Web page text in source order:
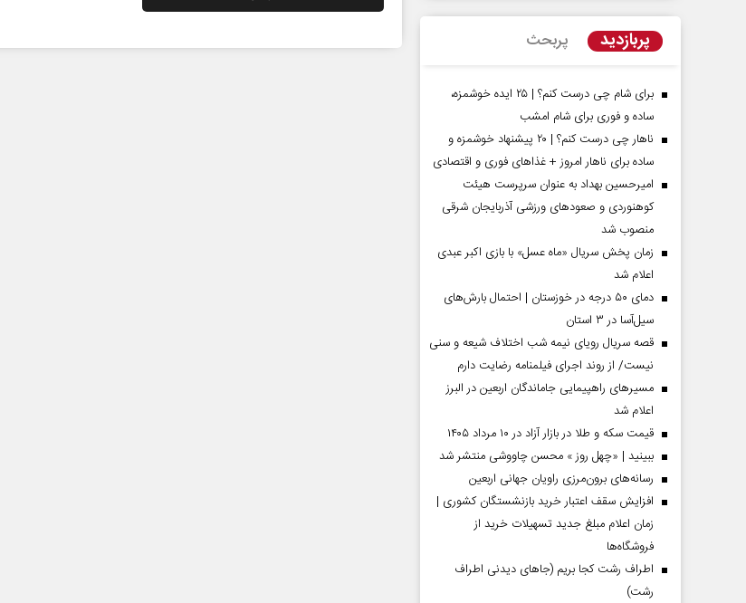
پربازدید پربحث
برای شام چی درست کنم؟ | ۲۵ ایده خوشمزه،
ساده و فوری برای شام امشب
ناهار چی درست کنم؟ | ۲۰ پیشنهاد خوشمزه و
ساده برای ناهار امروز + غذاهای فوری و اقتصادی
امیرحسین بهداد به عنوان سرپرست هیئت
کوهنوردی و صعودهای ورزشی آذربایجان شرقی
منصوب شد
زمان پخش سریال «ماه عسل» با بازی اکبر عبدی
اعلام شد
دمای ۵۰ درجه در خوزستان | احتمال بارش‌های
سیل‌آسا در ۳ استان
قصه سریال رویای نیمه شب اختلاف شیعه و سنی
نیست/ از روند اجرای فیلمنامه رضایت دارم
مسیر‌های راهپیمایی جاماندگان اربعین در البرز
اعلام شد
قیمت سکه و طلا در بازار آزاد در ۱۰ مرداد ۱۴۰۵
ببینید | «چهل روز » محسن چاووشی منتشر شد
رسانه‌های برون‌مرزی راویان جهانی اربعین
افزایش سقف اعتبار خرید بازنشستگان کشوری |
زمان اعلام مبلغ جدید تسهیلات خرید از
فروشگاه‌ها
اطراف رشت کجا بریم (جاهای دیدنی اطراف
رشت)
خلاف واقع آمریکا
اربعین نماد مقاومت در برابر
مجلس
از باتلاق انرژی تا بن‌بست ترامپ
صفحات نخست روزنامه ها‌ی‌سه‌شنبه ۶ مردادماه